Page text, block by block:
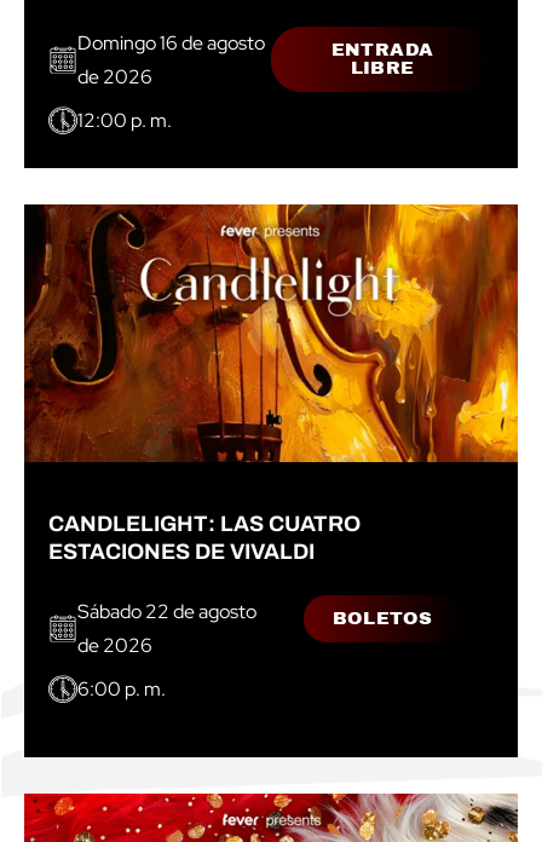
Domingo 16 de agosto
de 2026
12:00 p. m.
ENTRADA
LIBRE
CANDLELIGHT: LAS CUATRO
ESTACIONES DE VIVALDI
Sábado 22 de agosto
de 2026
6:00 p. m.
BOLETOS